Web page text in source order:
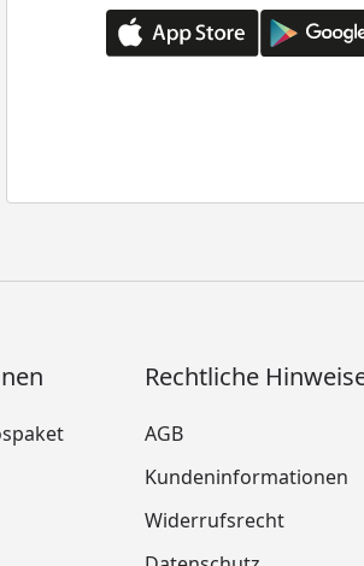
Rechtliche
AGB
Kundeninformationen
Widerrufsrecht